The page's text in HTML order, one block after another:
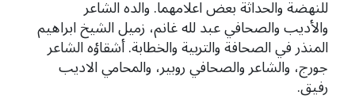
للنهضة والحداثة بعض اعلامهما. والده الشاعر
والأديبوالصحافي عبد لله غانم، زميل الشيخ ابراهيم
المنذر في الصحافة والتربية والخطابة. أشقاؤه الشاعر
جورج، والشاعر والصحافي روبير، والمحامي الاديب
رفيق.